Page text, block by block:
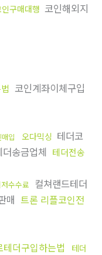
구매대행 코인해외지
코인계좌이체구입
입 오다믹싱 테더코
더송금업체 테더전송
수수료 컬쳐랜드테더
매 트론 리플코인전
테더구입하는법
테더